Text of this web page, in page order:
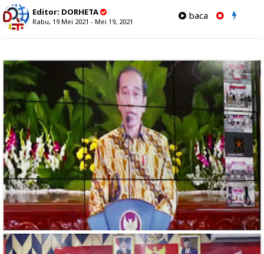
Editor: DORHETA
Rabu, 19 Mei 2021 - Mei 19, 2021
baca